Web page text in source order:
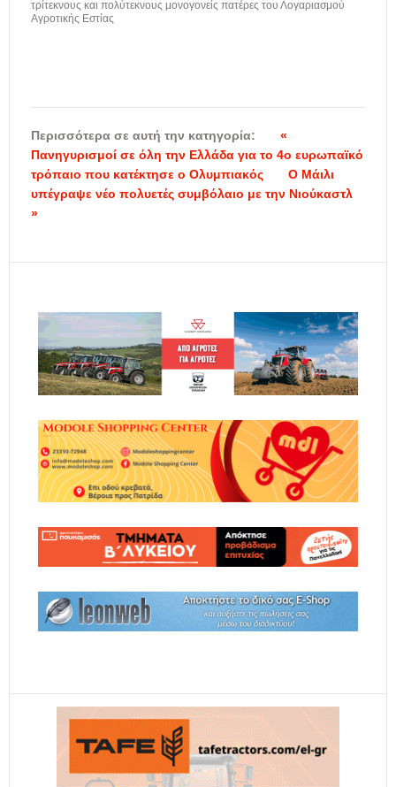
τρίτεκνους και πολύτεκνους μονογονείς πατέρες του Λογαριασμού
Αγροτικής Εστίας
Περισσότερα σε αυτή την κατηγορία:
«
Πανηγυρισμοί σε όλη την Ελλάδα για το 4ο ευρωπαϊκό
τρόπαιο που κατέκτησε ο Ολυμπιακός
Ο Μάιλι
υπέγραψε νέο πολυετές συμβόλαιο με την Νιούκαστλ
»